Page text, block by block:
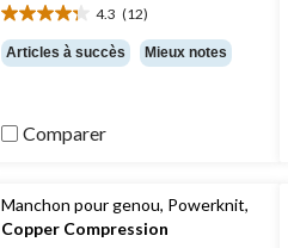
4.3 (12)
4.3
étoile(s)
sur
évaluations
Articles à succès Mieux notes
Comparer
Manchon pour genou, Powerknit,
Copper Compression